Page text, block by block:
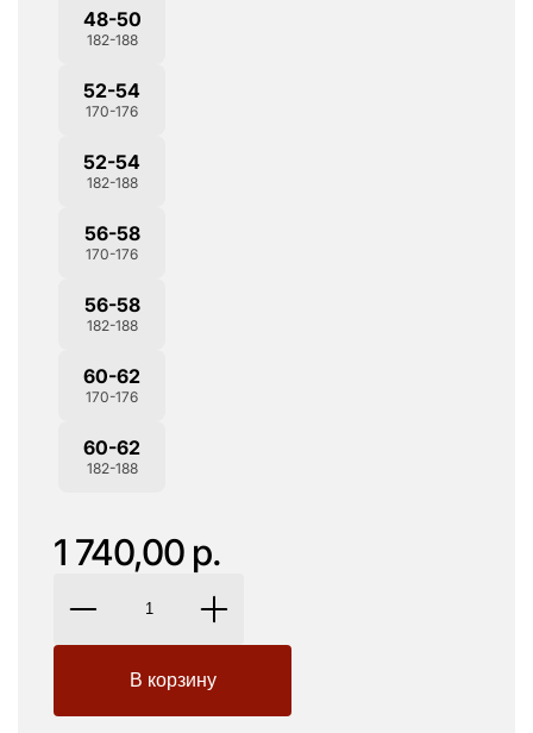
48-50
182-188
52-54
170-176
52-54
182-188
56-58
170-176
56-58
182-188
60-62
170-176
60-62
182-188
1 740,00 р.